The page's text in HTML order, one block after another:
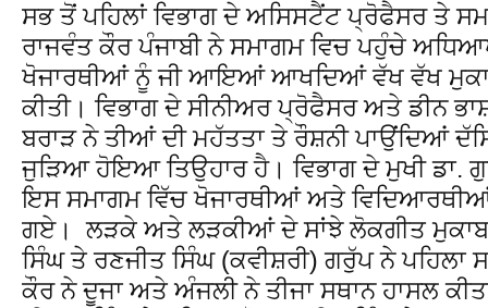
ਸਭ ਤੋਂ ਪਹਿਲਾਂ ਵਿਭਾਗ ਦੇ ਅਸਿਸਟੈਂਟ ਪ੍ਰੋਫੈਸਰ ਤੇ
ਰਾਜਵੰਤ ਕੌਰ ਪੰਜਾਬੀ ਨੇ ਸਮਾਗਮ ਵਿਚ ਪਹੁੰਚੇ
ਖੋਜਾਰਥੀਆਂ ਨੂੰ ਜੀ ਆਇਆਂ ਆਖਦਿਆਂ ਵੱਖ ਵੱਖ
ਕੀਤੀ। ਵਿਭਾਗ ਦੇ ਸੀਨੀਅਰ ਪ੍ਰੋਫੈਸਰ ਅਤੇ ਡੀਨ
ਬਰਾੜ ਨੇ ਤੀਆਂ ਦੀ ਮਹੱਤਤਾ ਤੇ ਰੌਸ਼ਨੀ ਪਾਉਂਦਿਆਂ
ਜੁੜਿਆ ਹੋਇਆ ਤਿਉਹਾਰ ਹੈ। ਵਿਭਾਗ ਦੇ ਮੁਖੀ ਡਾ.
ਇਸ ਸਮਾਗਮ ਵਿੱਚ ਖੋਜਾਰਥੀਆਂ ਅਤੇ
ਗਏ। ਲੜਕੇ ਅਤੇ ਲੜਕੀਆਂ ਦੇ ਸਾਂਝੇ ਲੋਕਗੀਤ
ਸਿੰਘ ਤੇ ਰਣਜੀਤ ਸਿੰਘ (ਕਵੀਸ਼ਰੀ) ਗਰੁੱਪ ਨੇ ਪਹਿਲਾ
ਕੌਰ ਨੇ ਦੂਜਾ ਅਤੇ ਅੰਜਲੀ ਨੇ ਤੀਜਾ ਸਥਾਨ ਹਾਸਲ